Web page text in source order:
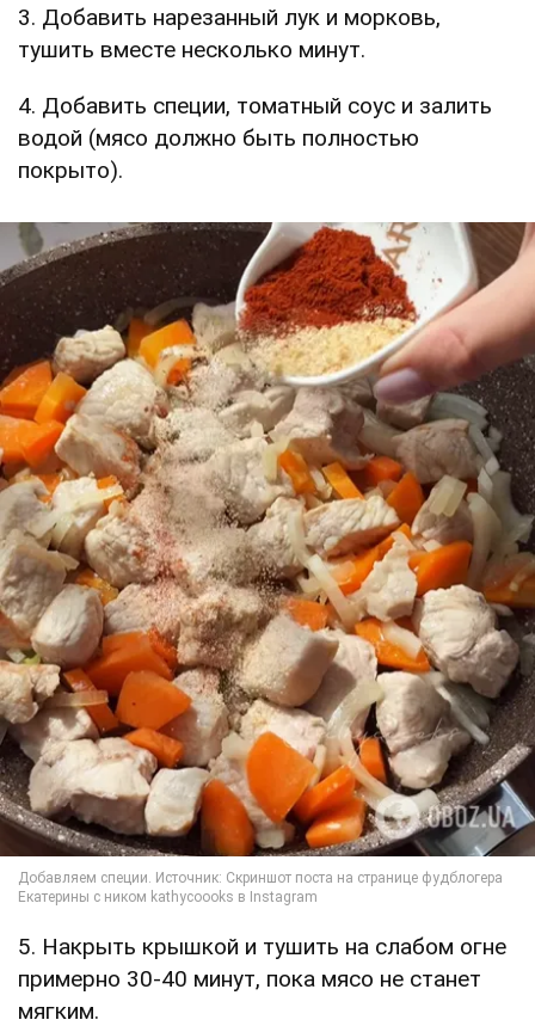
3. Добавить нарезанный лук и морковь,
тушить вместе несколько минут.
4. Добавить специи, томатный соус и залить
водой (мясо должно быть полностью
покрыто).
5. Накрыть крышкой и тушить на слабом огне
примерно 30-40 минут, пока мясо не станет
мягким.